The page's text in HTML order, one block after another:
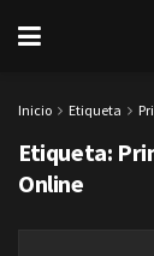
Inicio Etiqueta
Etiqueta:
Online